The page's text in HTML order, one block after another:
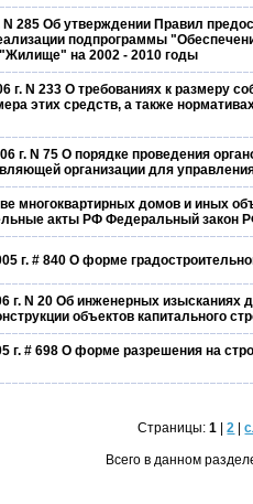
285 Об утверждении Правил
подпрограммы
на 2002 - 2010 годы
N 233 О требованиях к размеру
этих средств, а также
N 75 О порядке проведения
организации для
многоквартирных домов и иных
акты РФ Федеральный закон
г. # 840 О форме
N 20 Об инженерных изысканиях
объектов капитального
# 698 О форме разрешения на
Страницы:1 |2 |
Всего в данном